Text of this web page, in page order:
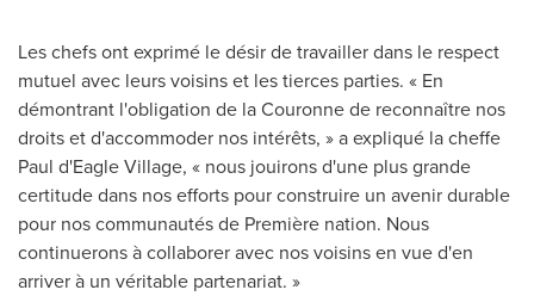
Les chefs ont exprimé le désir de travailler dans le respect
mutuel avec leurs voisins et les tierces parties. « En
démontrant l'obligation de la Couronne de reconnaître nos
droits et d'accommoder nos intérêts, » a expliqué la cheffe
Paul d'Eagle Village, « nous jouirons d'une plus grande
certitude dans nos efforts pour construire un avenir durable
pour nos communautés de Première nation. Nous
continuerons à collaborer avec nos voisins en vue d'en
arriver à un véritable partenariat. »